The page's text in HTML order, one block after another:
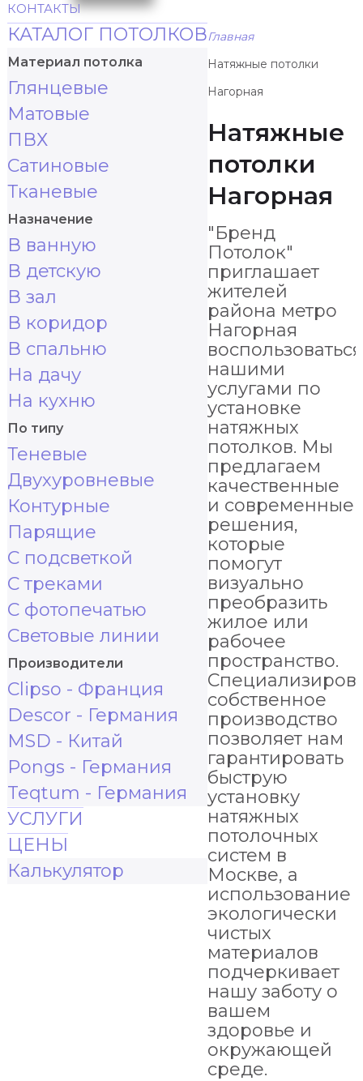
КОНТАКТЫ
КАТАЛОГ ПОТОЛКОВ
Материал потолка
Глянцевые
Матовые
ПВХ
Сатиновые
Тканевые
Назначение
В ванную
В детскую
В зал
В коридор
В спальню
На дачу
На кухню
По типу
Теневые
Двухуровневые
Контурные
Парящие
С подсветкой
С треками
С фотопечатью
Световые линии
Производители
Clipso - Франция
Descor - Германия
MSD - Китай
Pongs - Германия
Teqtum - Германия
УСЛУГИ
ЦЕНЫ
Калькулятор
Главная
Натяжные потолки
Нагорная
Натяжные
потолки
Нагорная
"Бренд
Потолок"
приглашает
жителей
района метро
Нагорная
воспользоваться
нашими
услугами по
установке
натяжных
потолков. Мы
предлагаем
качественные
и современные
решения,
которые
помогут
визуально
преобразить
жилое или
рабочее
пространство.
собственное
производство
позволяет нам
гарантировать
быструю
установку
натяжных
потолочных
систем в
Москве, а
использование
экологически
чистых
материалов
подчеркивает
нашу заботу о
вашем
здоровье и
окружающей
среде.